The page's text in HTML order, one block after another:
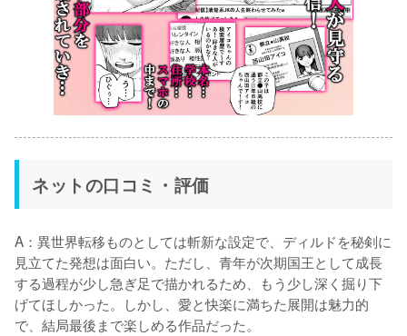
ネットの口コミ・評価
A：異世界転移ものとしては斬新な設定で、ディルドを秘剣に
見立てた発想は面白い。ただし、青年が次期国王として成長
する過程が少し急ぎ足で描かれるため、もう少し深く掘り下
げてほしかった。しかし、愛と快楽に満ちた展開は魅力的
で、結局最後まで楽しめる作品だった。